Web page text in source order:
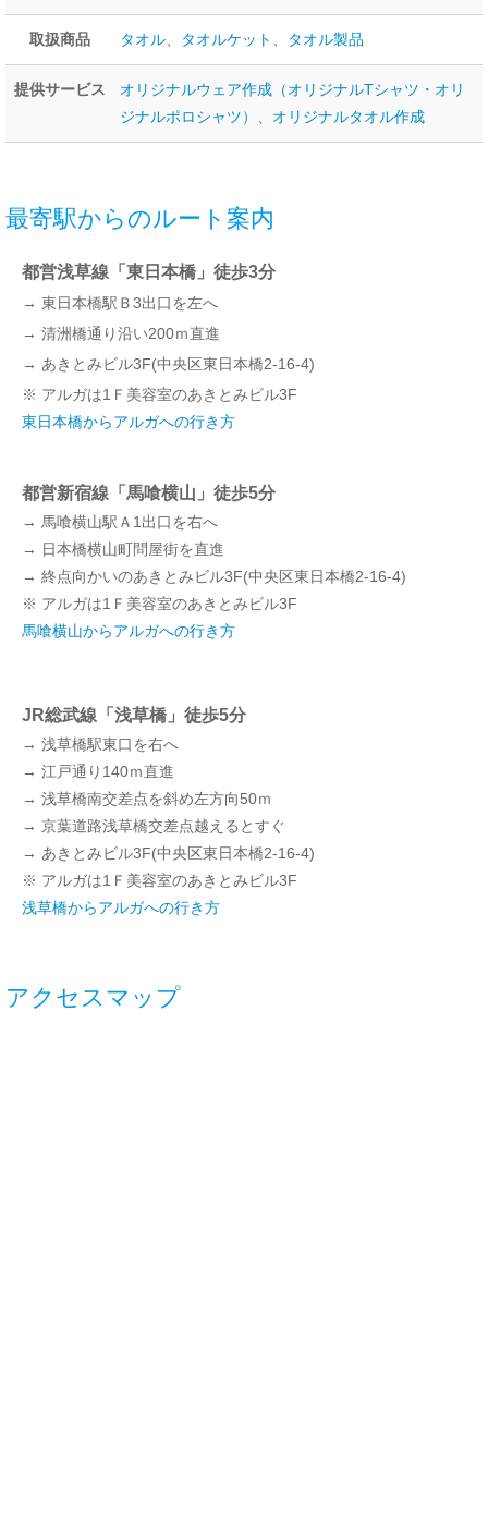
取扱商品 タオル、 タオルケット 、 タオル製品
提供サービス
オリジナルウェア作成（オリジナルTシャツ・オリ
ジナルポロシャツ）
、 オリジナルタオル作成
最寄駅からのルート案内
都営浅草線「東日本橋」徒歩3分
→ 東日本橋駅Ｂ3出口を左へ
→ 清洲橋通り沿い200ｍ直進
→ あきとみビル3F(中央区東日本橋2-16-4)
※ アルガは1Ｆ美容室のあきとみビル3F
東日本橋からアルガへの行き方
都営新宿線「馬喰横山」徒歩5分
→ 馬喰横山駅Ａ1出口を右へ
→ 日本橋横山町問屋街を直進
→ 終点向かいのあきとみビル3F(中央区東日本橋2-16-4)
※ アルガは1Ｆ美容室のあきとみビル3F
馬喰横山からアルガへの行き方
JR総武線「浅草橋」徒歩5分
→ 浅草橋駅東口を右へ
→ 江戸通り140ｍ直進
→ 浅草橋南交差点を斜め左方向50ｍ
→ 京葉道路浅草橋交差点越えるとすぐ
→ あきとみビル3F(中央区東日本橋2-16-4)
※ アルガは1Ｆ美容室のあきとみビル3F
浅草橋からアルガへの行き方
アクセスマップ